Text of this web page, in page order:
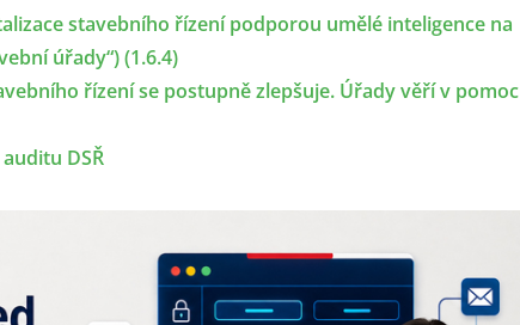
stavebního řízení podporou umělé inteligence na
úřady“) (1.6.4)
řízení se postupně zlepšuje. Úřady věří v pomoc
DSŘ